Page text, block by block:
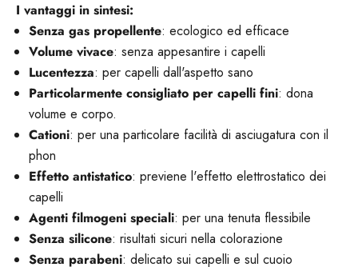
I vantaggi in sintesi:
Senza gas propellente: ecologico ed efficace
Volume vivace: senza appesantire i capelli
Lucentezza: per capelli dall'aspetto sano
Particolarmente consigliato per capelli fini: dona
volume e corpo.
Cationi: per una particolare facilità di asciugatura con il
phon
Effetto antistatico: previene l'effetto elettrostatico dei
capelli
Agenti filmogeni speciali: per una tenuta flessibile
Senza silicone: risultati sicuri nella colorazione
Senza parabeni: delicato sui capelli e sul cuoio